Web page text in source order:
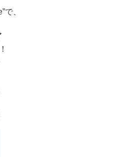
で、